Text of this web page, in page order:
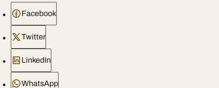
Facebook
Twitter
LinkedIn
WhatsApp